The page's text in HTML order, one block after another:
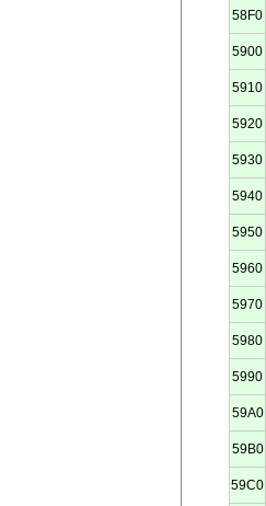
58F0
5900
5910
5920
5930
5940
5950
5960
5970
5980
5990
59A0
59B0
59C0